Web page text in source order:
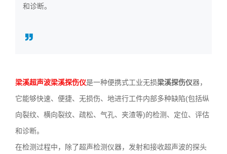
和诊断。
梁溪超声波梁溪探伤仪是一种便携式工业无损梁溪探伤仪器，
它能够快速、便捷、无损伤、地进行工件内部多种缺陷(包括纵
向裂纹、横向裂纹、疏松、气孔、夹渣等)的检测、定位、评估
和诊断。
在检测过程中，除了超声检测仪器，发射和接收超声波的探头